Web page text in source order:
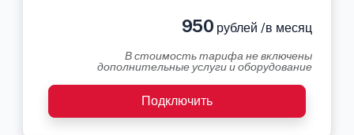
950 рублей /в месяц
В стоимость тарифа не включены
дополнительные услуги и оборудование
Подключить